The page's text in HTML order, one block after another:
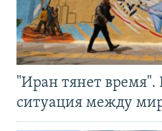
"Иран тянет время".
ситуация между